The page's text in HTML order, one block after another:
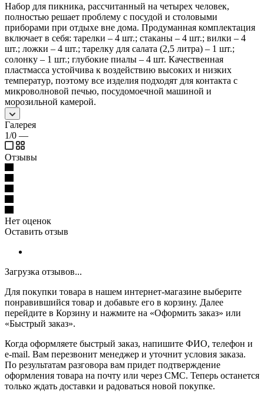
Набор для пикника, рассчитанный на четырех человек,
полностью решает проблему с посудой и столовыми
приборами при отдыхе вне дома. Продуманная комплектация
включает в себя: тарелки – 4 шт.; стаканы – 4 шт.; вилки – 4
шт.; ложки – 4 шт.; тарелку для салата (2,5 литра) – 1 шт.;
солонку – 1 шт.; глубокие пиалы – 4 шт. Качественная
пластмасса устойчива к воздействию высоких и низких
температур, поэтому все изделия подходят для контакта с
микроволновой печью, посудомоечной машиной и
морозильной камерой.
Галерея
1/0 —
Отзывы
Нет оценок
Оставить отзыв
Загрузка отзывов...
Для покупки товара в нашем интернет-магазине выберите
понравившийся товар и добавьте его в корзину. Далее
перейдите в Корзину и нажмите на «Оформить заказ» или
«Быстрый заказ».
Когда оформляете быстрый заказ, напишите ФИО, телефон и
e-mail. Вам перезвонит менеджер и уточнит условия заказа.
По результатам разговора вам придет подтверждение
оформления товара на почту или через СМС. Теперь останется
только ждать доставки и радоваться новой покупке.